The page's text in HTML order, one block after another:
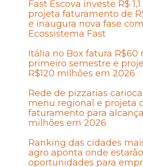
Fast Escova investe R$
projeta faturamento de
e inaugura nova fase
Ecossistema Fast
Itália no Box fatura R$60
primeiro semestre e
R$120 milhões em 2026
Rede de pizzarias
menu regional e projeta
faturamento para
milhões em 2026
Ranking das cidades
agro aponta onde
oportunidades para